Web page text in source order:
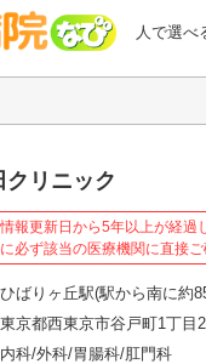
人で選べ
病院なび
クリニック
報更新日から5年以上が経過
必ず該当の医療機関に直接ご
ひばりヶ丘駅(駅から南に約
東京都西東京市谷戸町1丁目
内科 外科 胃腸科 肛門科